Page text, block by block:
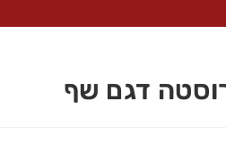
דגם שף